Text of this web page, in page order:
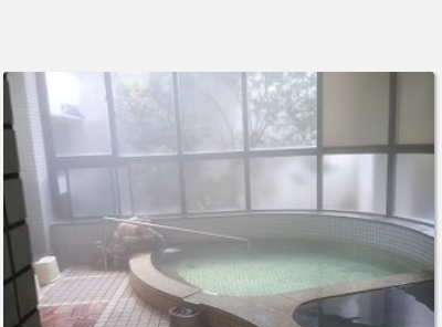
この近くまでは来てはいるんですがね💦次回こそ
は‼️ちなみに村湯♨️って、なんだったっけ❓😅明石
家さんま風に言わせてもらうと🙄💭•*¨*•.¸¸♬︎村湯
♨️って何だっけ 何だっけ⁉️•*¨*•.¸¸♬︎村湯に入って
きました😊シャンプーとか置いてなく露天風呂♨️
も無しだから安い‼️タオルも購入して合計500円時
間無くて、10分だけ浸かったんだけど😳✨身体の
中から、ポカポカで汗💦が、しばらく止まりませ
んでしたꉂ🤣𐤔今度は、700円の方のお風呂に入っ
てみたいです✨✨(ღ✪ｖ✪)